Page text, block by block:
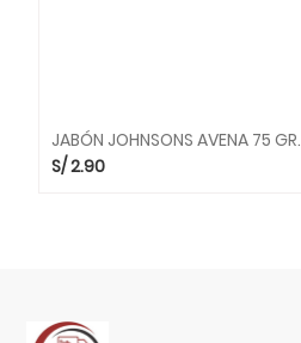
JABÓN JOHNSONS AVENA 75 GR.
S/2.90